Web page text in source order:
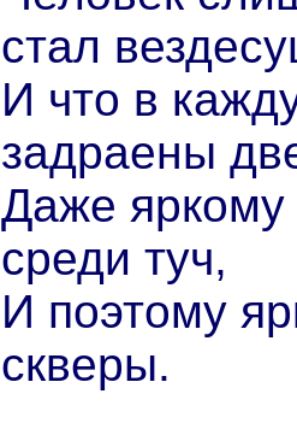
стал
И что в
задраены
Даже яркому
среди туч,
И поэтому
скверы.